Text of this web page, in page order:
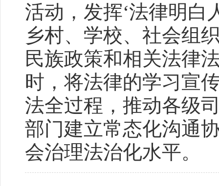
活动，发挥‘法律明白
乡村、学校、社会组
民族政策和相关法律
时，将法律的学习宣
法全过程，推动各级
部门建立常态化沟通
会治理法治化水平。